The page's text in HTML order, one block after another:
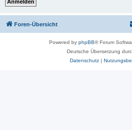
Foren-Übersicht
Powered by phpBB® Forum
Deutsche Übersetzung
Datenschutz|